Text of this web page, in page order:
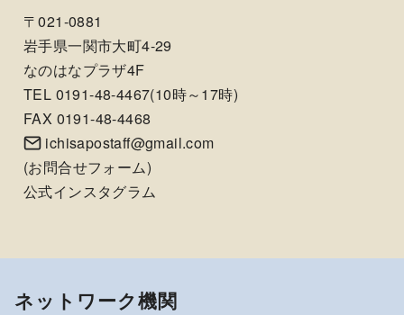
〒021-0881
岩手県一関市大町4-29
なのはなプラザ4F
TEL 0191-48-4467(10時～17時)
FAX 0191-48-4468
ichisapostaff@gmail.com
(お問合せフォーム)
公式インスタグラム
ネットワーク機関